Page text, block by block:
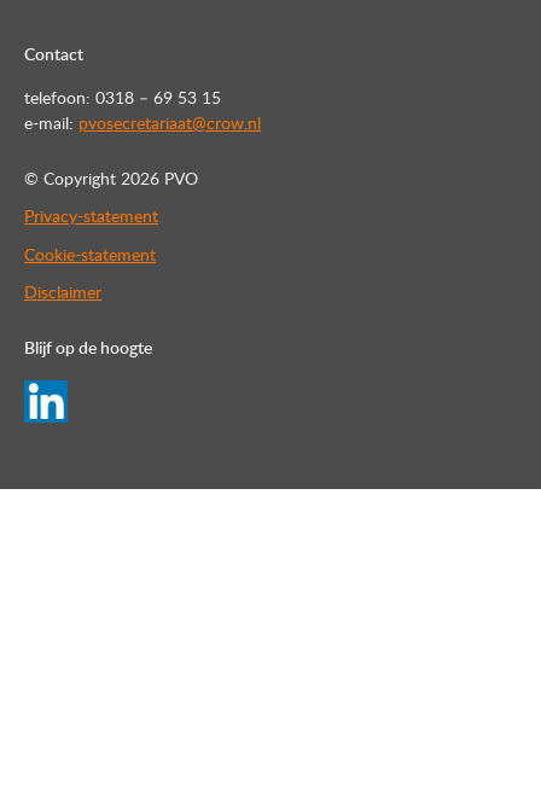
Contact
telefoon: 0318 – 69 53 15
e-mail: pvosecretariaat@crow.nl
© Copyright 2026 PVO
Privacy-statement
Cookie-statement
Disclaimer
Blijf op de hoogte